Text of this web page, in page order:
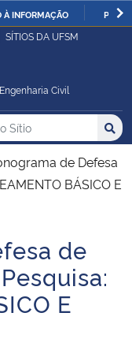
À INFORMAÇÃO
SÍTIOS DA UFSM
Civil
no no Sítio
de Defesa
BÁSICO E
de
E